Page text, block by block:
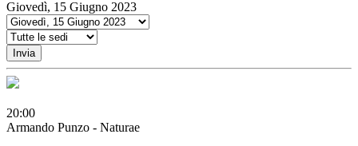
Giovedì, 15 Giugno 2023
Invia
20:00
Armando Punzo - Naturae